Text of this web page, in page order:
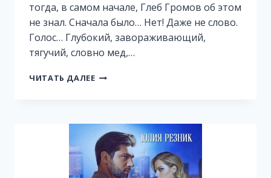
тогда, в самом начале, Глеб Громов об этом
не знал. Сначала было… Нет! Даже не слово.
Голос… Глубокий, завораживающий,
тягучий, словно мед,…
ЧИТАТЬ ДАЛЕЕ ГРЕШНИК